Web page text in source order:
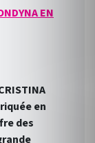
EN
en
des